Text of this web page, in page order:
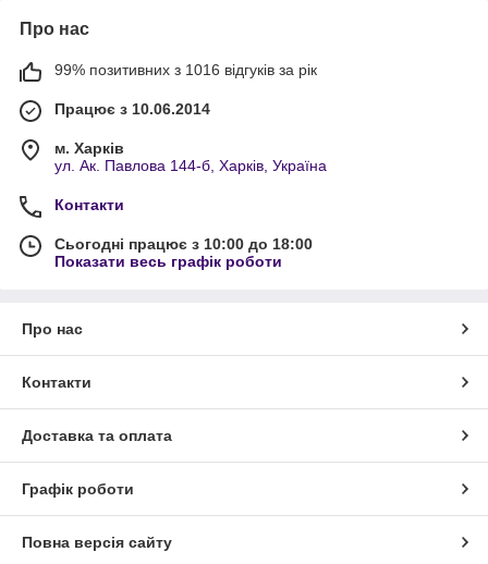
Про нас
99% позитивних з 1016 відгуків за рік
Працює з 10.06.2014
м. Харків
ул. Ак. Павлова 144-б, Харків, Україна
Контакти
Сьогодні працює з 10:00 до 18:00
Показати весь графік роботи
Про нас
Контакти
Доставка та оплата
Графік роботи
Повна версія сайту